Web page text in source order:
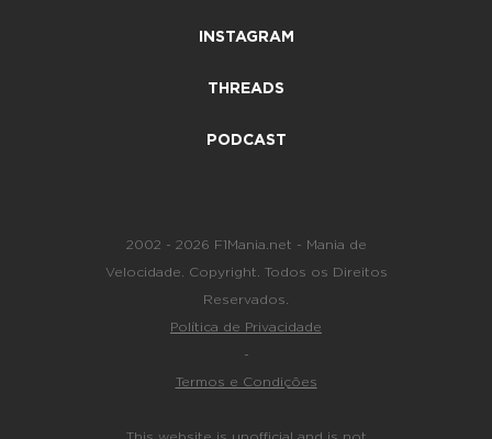
INSTAGRAM
THREADS
PODCAST
2002 - 2026 F1Mania.net - Mania de
Velocidade. Copyright. Todos os Direitos
Reservados.
Política de Privacidade
-
Termos e Condições